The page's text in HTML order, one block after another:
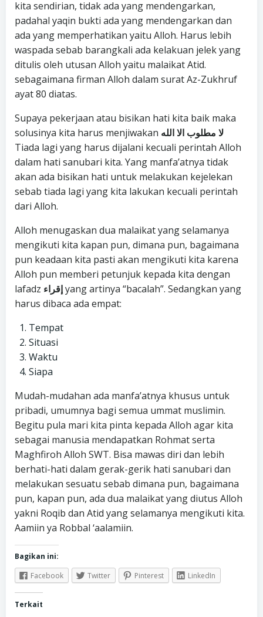
kita sendirian, tidak ada yang mendengarkan,
padahal yaqin bukti ada yang mendengarkan dan
ada yang memperhatikan yaitu Alloh. Harus lebih
waspada sebab barangkali ada kelakuan jelek yang
ditulis oleh utusan Alloh yaitu malaikat Atid.
sebagaimana firman Alloh dalam surat Az-Zukhruf
ayat 80 diatas.
Supaya pekerjaan atau bisikan hati kita baik maka
solusinya kita harus menjiwakan لا مطلوب الا الله
Tiada lagi yang harus dijalani kecuali perintah Alloh
dalam hati sanubari kita. Yang manfa’atnya tidak
akan ada bisikan hati untuk melakukan kejelekan
sebab tiada lagi yang kita lakukan kecuali perintah
dari Alloh.
Alloh menugaskan dua malaikat yang selamanya
mengikuti kita kapan pun, dimana pun, bagaimana
pun keadaan kita pasti akan mengikuti kita karena
Alloh pun memberi petunjuk kepada kita dengan
lafadz إقراءyang artinya “bacalah”. Sedangkan yang
harus dibaca ada empat:
Tempat
Situasi
Waktu
Siapa
Mudah-mudahan ada manfa’atnya khusus untuk
pribadi, umumnya bagi semua ummat muslimin.
Begitu pula mari kita pinta kepada Alloh agar kita
sebagai manusia mendapatkan Rohmat serta
Maghfiroh Alloh SWT. Bisa mawas diri dan lebih
berhati-hati dalam gerak-gerik hati sanubari dan
melakukan sesuatu sebab dimana pun, bagaimana
pun, kapan pun, ada dua malaikat yang diutus Alloh
yakni Roqib dan Atid yang selamanya mengikuti kita.
Aamiin ya Robbal ‘aalamiin.
Bagikan ini:
Facebook
Twitter Pinterest LinkedIn
Terkait